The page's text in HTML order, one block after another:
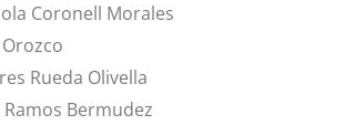
Coronell Morales
Orozco
Rueda Olivella
Ramos Bermudez